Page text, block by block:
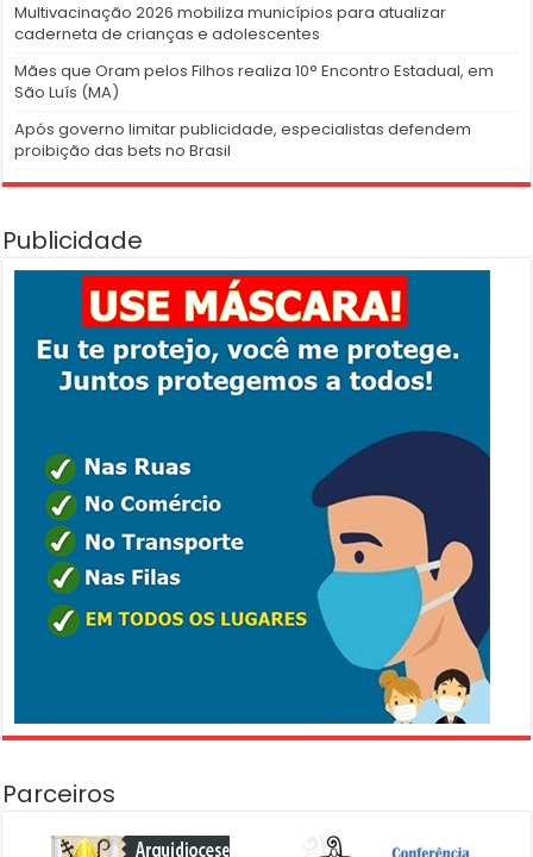
Multivacinação 2026 mobiliza municípios para atualizar
caderneta de crianças e adolescentes
Mães que Oram pelos Filhos realiza 10° Encontro Estadual, em
São Luís (MA)
Após governo limitar publicidade, especialistas defendem
proibição das bets no Brasil
Publicidade
Parceiros